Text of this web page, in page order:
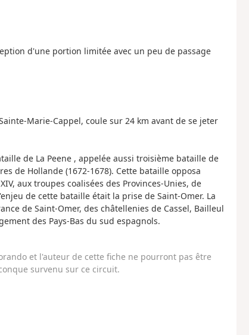
d'une portion limitée avec un peu de passage
Marie-Cappel, coule sur 24 km avant de se jeter
de La Peene , appelée aussi troisième bataille de
de Hollande (1672-1678). Cette bataille opposa
aux troupes coalisées des Provinces-Unies, de
de cette bataille était la prise de Saint-Omer. La
de Saint-Omer, des châtellenies de Cassel, Bailleul
des Pays-Bas du sud espagnols.
et l'auteur de cette fiche ne pourront pas être
survenu sur ce circuit.